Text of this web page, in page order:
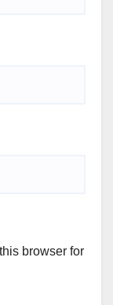
browser for